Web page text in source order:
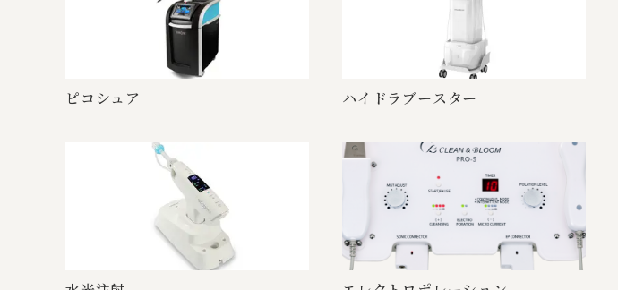
ピ コ シ ュ ア ハイドラブ ー ス タ ー